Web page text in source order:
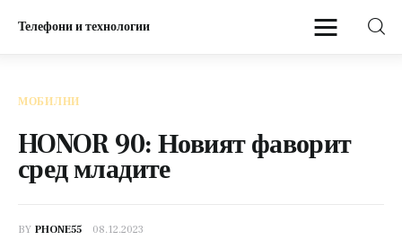
Телефони и технологии
Мобилни
МОБИЛНИ
HONOR 90: Новият фаворит
сред младите
BY PHONE55 08.12.2023